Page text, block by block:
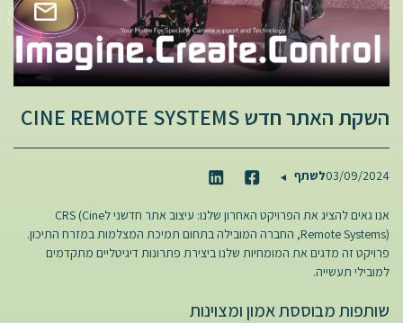
השקת האתר חדש CINE REMOTE SYSTEMS
03/09/2024לשתף
אנו גאים להציג את הפרויקט האחרון שלנו: עיצוב אתר חדשני לCRS (Cine
Remote Systems), החברה המובילה בתחום תמיכת המצלמות במזרח התיכון.
פרויקט זה מדגים את המומחיות שלנו ביצירת פתרונות דיגיטליים מתקדמים
למובילי תעשייה.
שותפות מבוססת אמון ומצוינות